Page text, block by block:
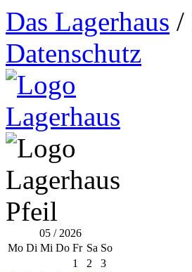
Das Lagerhaus /
Datenschutz
05 / 2026
Mo Di Mi Do Fr Sa So
1
2
3